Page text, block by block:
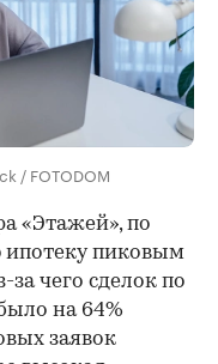
/ FOTODOM
«Этажей», по
ипотеку пиковым
чего сделок по
на 64%
заявок